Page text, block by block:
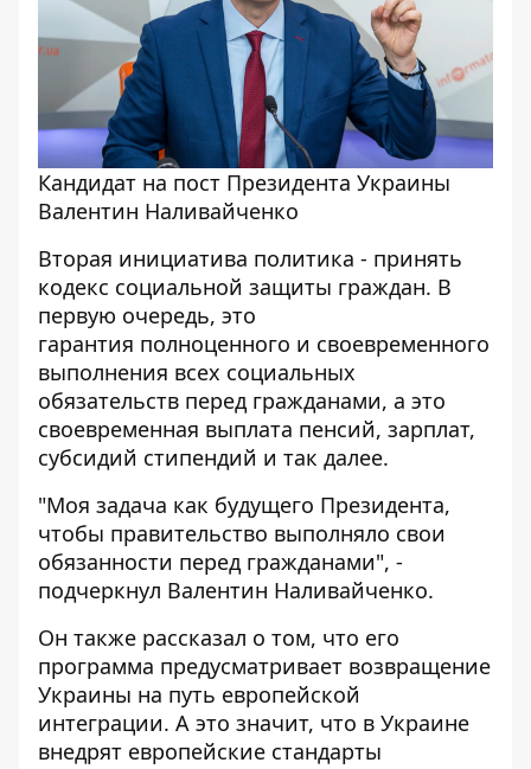
Кандидат на пост Президента Украины
Валентин Наливайченко
Вторая инициатива политика - принять
кодекс социальной защиты граждан. В
первую очередь, это
гарантия полноценного и своевременного
выполнения всех социальных
обязательств перед гражданами, а это
своевременная выплата пенсий, зарплат,
субсидий стипендий и так далее.
"Моя задача как будущего Президента,
чтобы правительство выполняло свои
обязанности перед гражданами", -
подчеркнул Валентин Наливайченко.
Он также рассказал о том, что его
программа предусматривает возвращение
Украины на путь европейской
интеграции. А это значит, что в Украине
внедрят европейские стандарты